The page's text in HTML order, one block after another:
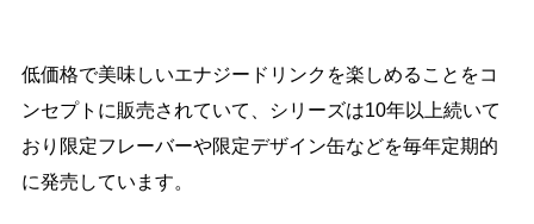
低価格で美味しいエナジードリンクを楽しめることをコ
ンセプトに販売されていて、シリーズは10年以上続いて
おり限定フレーバーや限定デザイン缶などを毎年定期的
に発売しています。